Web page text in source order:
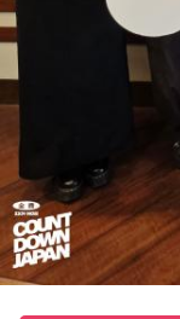
遠山：自分自身の
ほのか：はい。私
持ちで作品を作っ
ときって、自分自
なと思って、そう
遠山：海ちゃんは
海：アニメでは、
山下：すごく伝わっ
パーソナリティの
山下：しかも、今
ん？
松尾：はい。